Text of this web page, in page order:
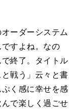
ーダーシステム
すよね。なの
終了。タイトル
戦う」云々と書
く感に幸せを感
で楽しく過ごせ